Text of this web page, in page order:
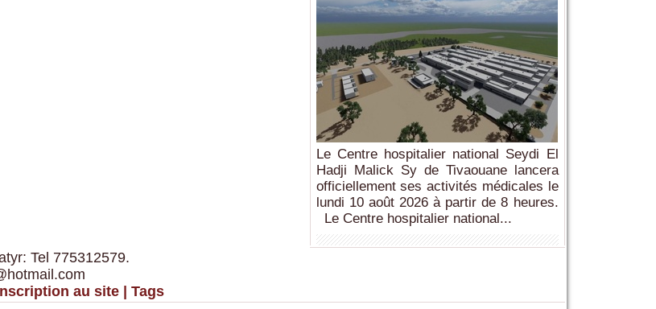
Le Centre hospitalier national Seydi El
Hadji Malick Sy de Tivaouane lancera
officiellement ses activités médicales le
lundi 10 août 2026 à partir de 8 heures.
Le Centre hospitalier national...
Tel 775312579.
au site Tags